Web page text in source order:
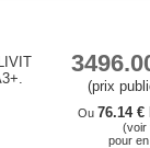
(prix
Ou76.14
(voir
pour